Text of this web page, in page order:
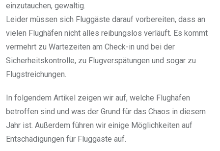
einzutauchen, gewaltig.
Leider müssen sich Fluggäste darauf vorbereiten, dass an
vielen Flughäfen nicht alles reibungslos verläuft. Es kommt
vermehrt zu Wartezeiten am Check-in und bei der
Sicherheitskontrolle, zu Flugverspätungen und sogar zu
Flugstreichungen.
In folgendem Artikel zeigen wir auf, welche Flughäfen
betroffen sind und was der Grund für das Chaos in diesem
Jahr ist. Außerdem führen wir einige Möglichkeiten auf
Entschädigungen für Fluggäste auf.